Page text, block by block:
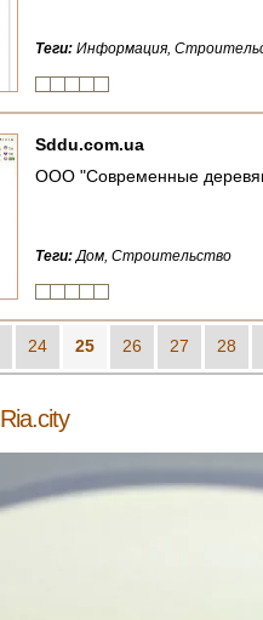
Теги: Информация,
Sddu.com.ua
ООО "Современные
Теги:Дом, Строительство
24 25 26 27 28
Ria.city